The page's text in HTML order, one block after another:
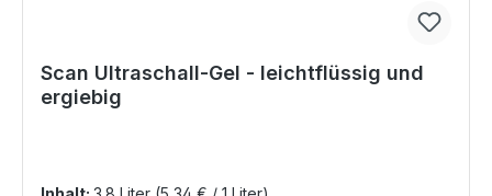
Scan Ultraschall-Gel - leichtflüssig und
ergiebig